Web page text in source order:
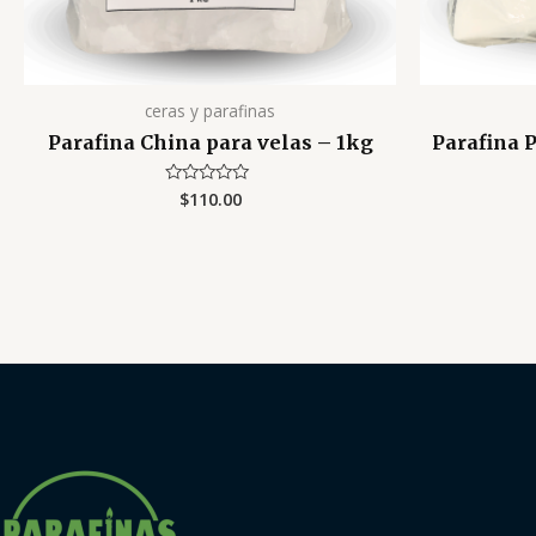
ceras y parafinas
Parafina China para velas – 1kg
Valorado
con
$110.00
Parafina